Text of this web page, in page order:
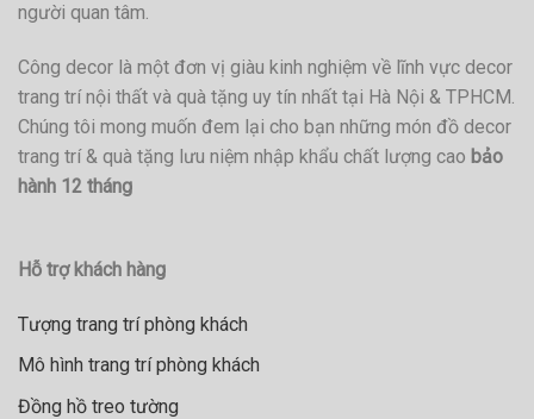
người quan tâm.
Công decor là một đơn vị giàu kinh nghiệm về lĩnh vực decor
trang trí nội thất và quà tặng uy tín nhất tại Hà Nội & TPHCM.
Chúng tôi mong muốn đem lại cho bạn những món đồ decor
trang trí & quà tặng lưu niệm nhập khẩu chất lượng cao bảo
hành 12 tháng
Hỗ trợ khách hàng
Tượng trang trí phòng khách
Mô hình trang trí phòng khách
Đồng hồ treo tường